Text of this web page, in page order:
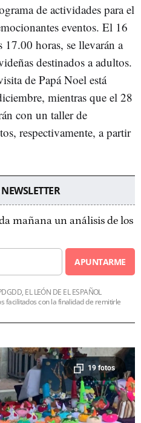
de actividades para el
eventos. El 16
horas, se llevarán a
destinados a adultos.
de Papá Noel está
mientras que el 28
con un taller de
respectivamente, a partir
mañana un análisis de los
APUNTARME
EL LEÓN DE EL ESPAÑOL
facilitados con la finalidad de remitirle
19 fotos